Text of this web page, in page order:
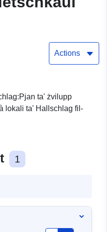
Actions
ta' żvilupp
lokali ta' Hallschlag fil-
1